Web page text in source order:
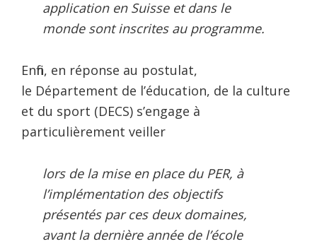
application en Suisse et dans le
monde sont inscrites au programme.
Enfin, en réponse au postulat,
le Département de l’éducation, de la culture
et du sport (DECS) s’engage à
particulièrement veiller
lors de la mise en place du PER, à
l’implémentation des objectifs
présentés par ces deux domaines,
avant la dernière année de l’école